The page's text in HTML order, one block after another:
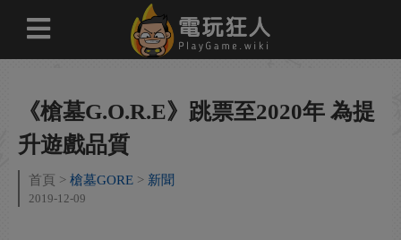
《槍墓G.O.R.E》跳票至2020年 為提
升遊戲品質
首頁 槍墓GORE 新聞
2019-12-09